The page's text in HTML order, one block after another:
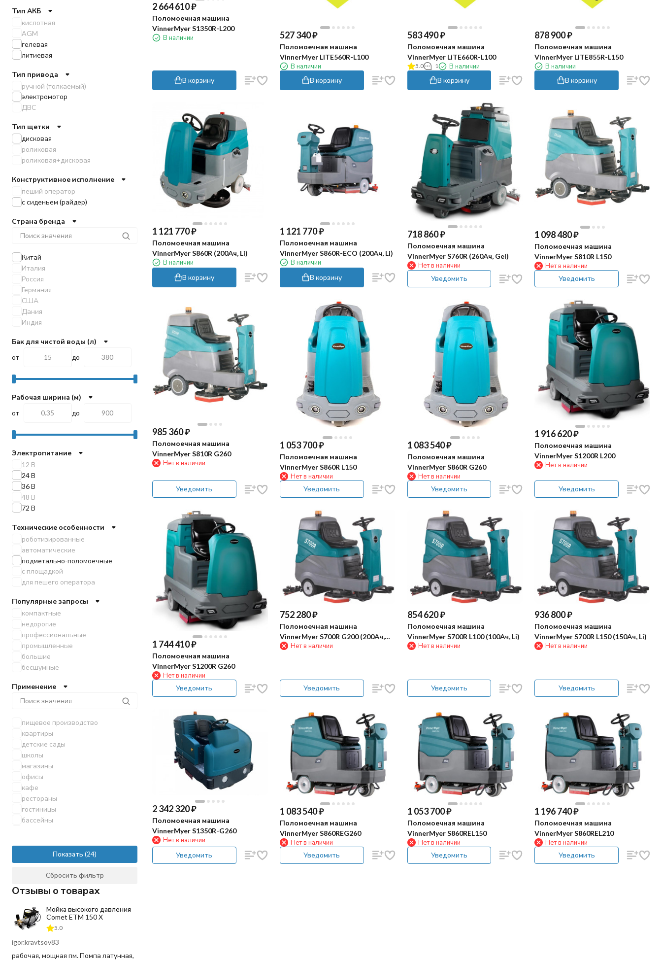
2 664 610₽
Поломоечная машина
VinnerMyer S1350R-L200
В наличии
В корзину
527 340₽
Поломоечная машина
VinnerMyer LiTE560R-L100
В наличии
В корзину
583 490₽
Поломоечная машина
VinnerMyer LiTE660R-L100
5.0 1 В наличии
В корзину
878 900₽
Поломоечная машина
VinnerMyer LiTE855R-L150
В наличии
В корзину
1 121 770₽
Поломоечная машина
VinnerMyer S860R (200Ач, Li)
В наличии
В корзину
1 121 770₽
Поломоечная машина
VinnerMyer S860R-ECO (200Ач, Li)
В наличии
В корзину
718 860₽
Поломоечная машина
VinnerMyer S760R (260Ач, Gel)
Нет в наличии
Уведомить
1 098 480₽
Поломоечная машина
VinnerMyer S810R L150
Нет в наличии
Уведомить
985 360₽
Поломоечная машина
VinnerMyer S810R G260
Нет в наличии
Уведомить
1 053 700₽
Поломоечная машина
VinnerMyer S860R L150
Нет в наличии
Уведомить
1 083 540₽
Поломоечная машина
VinnerMyer S860R G260
Нет в наличии
Уведомить
1 916 620₽
Поломоечная машина
VinnerMyer S1200R L200
Нет в наличии
Уведомить
1 744 410₽
Поломоечная машина
VinnerMyer S1200R G260
Нет в наличии
Уведомить
752 280₽
Поломоечная машина
VinnerMyer S700R G200 (200Ач,
Gel)Нет в наличии
Уведомить
854 620₽
Поломоечная машина
VinnerMyer S700R L100 (100Ач, Li)
Нет в наличии
Уведомить
936 800₽
Поломоечная машина
VinnerMyer S700R L150 (150Ач, Li)
Нет в наличии
Уведомить
2 342 320₽
Поломоечная машина
VinnerMyer S1350R-G260
Нет в наличии
Уведомить
1 083 540₽
Поломоечная машина
VinnerMyer S860REG260
Нет в наличии
Уведомить
1 053 700₽
Поломоечная машина
VinnerMyer S860REL150
Нет в наличии
Уведомить
1 196 740₽
Поломоечная машина
VinnerMyer S860REL210
Нет в наличии
Уведомить
Chancee
Roots
WELLLAND
Velargos
ICE
Pennon
Тип АКБ
кислотная
AGM
гелевая
литиевая
Тип привода
ручной (толкаемый)
электромотор
ДВС
Тип щетки
дисковая
роликовая
роликовая+дисковая
Конструктивное исполнение
пеший оператор
с сиденьем (райдер)
Страна бренда
Китай
Италия
Россия
Германия
США
Дания
Индия
Бак для чистой воды (л)
от
до
Рабочая ширина (м)
от
до
Электропитание
12 В
24 В
36 В
48 В
72 В
Технические особенности
роботизированные
автоматические
подметально-поломоечные
с площадкой
для пешего оператора
Популярные запросы
компактные
недорогие
профессиональные
промышленные
большие
бесшумные
Применение
пищевое производство
квартиры
детские сады
школы
магазины
офисы
кафе
рестораны
гостиницы
бассейны
для дезинфекции
клининг
больницы
промышленность
производственные помещения
заводы
складские комплексы
гипермаркеты
Показать
Сбросить фильтр
Отзывы о товарах
Мойка высокого давления
Comet ETM 150 X
5.0
igor.kravtsov83
рабочая, мощная пм. Помпа латунная,